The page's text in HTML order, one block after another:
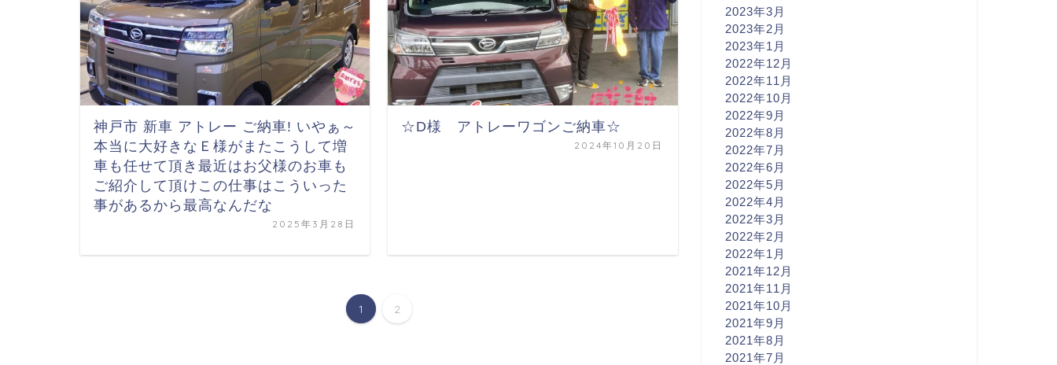
神戸市 新車 アトレー ご納車! いやぁ～
本当に大好きなＥ様が またこうして増
車も任せて頂き 最近はお父様のお車も
ご紹介して頂け この仕事はこういった
事があるから最高なんだな
2025年3月28日
☆D様 アトレーワゴンご納車☆
2024年10月20日
1 2
2023年3月
2023年2月
2023年1月
2022年12月
2022年11月
2022年10月
2022年9月
2022年8月
2022年7月
2022年6月
2022年5月
2022年4月
2022年3月
2022年2月
2022年1月
2021年12月
2021年11月
2021年10月
2021年9月
2021年8月
2021年7月